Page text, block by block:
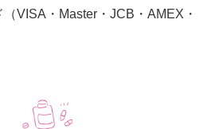
VISA・Master・JCB・AMEX・